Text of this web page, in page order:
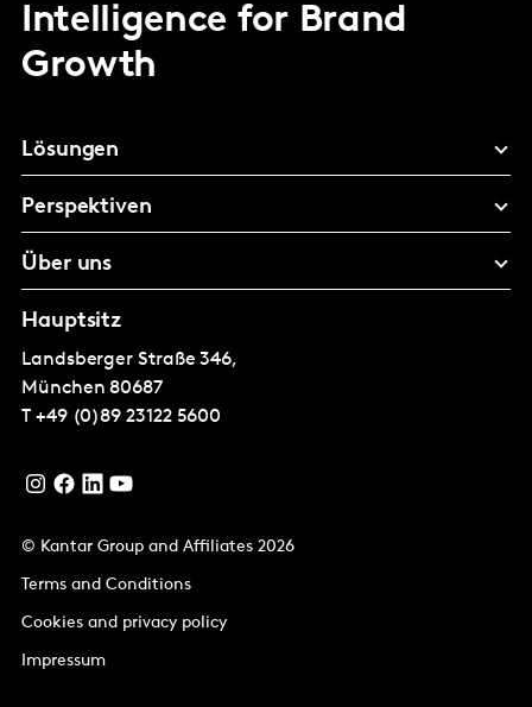
Intelligence for Brand
Growth
Lösungen
Perspektiven
Über uns
Hauptsitz
Landsberger Straße 346,
München 80687
T +49 (0)89 23122 5600
© Kantar Group and Affiliates 2026
Terms and Conditions
Cookies and privacy policy
Impressum